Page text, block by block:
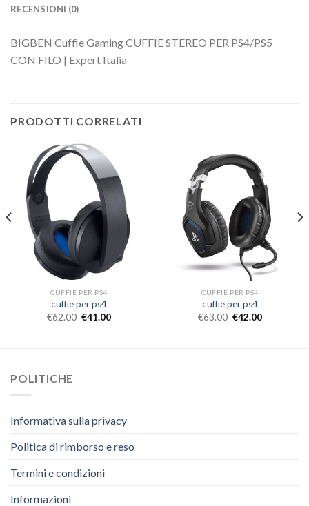
RECENSIONI (0)
BIGBEN Cuffie Gaming CUFFIE STEREO PER PS4/PS5
CON FILO | Expert Italia
PRODOTTI CORRELATI
CUFFIE PER PS4
cuffie per ps4
€62.00 €41.00
CUFFIE PER PS4
cuffie per ps4
€63.00 €42.00
POLITICHE
Informativa sulla privacy
Politica di rimborso e reso
Termini e condizioni
Informazioni